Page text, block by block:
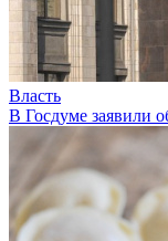
Власть
В Госдуме заявили